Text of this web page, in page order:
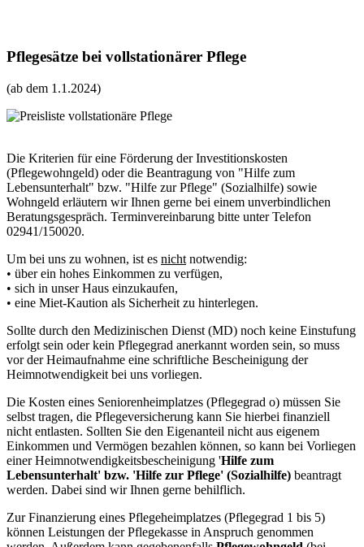
Pflegesätze bei vollstationärer Pflege
(ab dem 1.1.2024)
Die Kriterien für eine Förderung der Investitionskosten
(Pflegewohngeld) oder die Beantragung von "Hilfe zum
Lebensunterhalt" bzw. "Hilfe zur Pflege" (Sozialhilfe) sowie
Wohngeld erläutern wir Ihnen gerne bei einem unverbindlichen
Beratungsgespräch. Terminvereinbarung bitte unter Telefon
02941/150020.
Um bei uns zu wohnen, ist es nicht notwendig:
• über ein hohes Einkommen zu verfügen,
• sich in unser Haus einzukaufen,
• eine Miet-Kaution als Sicherheit zu hinterlegen.
Sollte durch den Medizinischen Dienst (MD) noch keine Einstufung
erfolgt sein oder kein Pflegegrad anerkannt worden sein, so muss
vor der Heimaufnahme eine schriftliche Bescheinigung der
Heimnotwendigkeit bei uns vorliegen.
Die Kosten eines Seniorenheimplatzes (Pflegegrad o) müssen Sie
selbst tragen, die Pflegeversicherung kann Sie hierbei finanziell
nicht entlasten. Sollten Sie den Eigenanteil nicht aus eigenem
Einkommen und Vermögen bezahlen können, so kann bei Vorliegen
einer Heimnotwendigkeitsbescheinigung 'Hilfe zum
Lebensunterhalt' bzw. 'Hilfe zur Pflege' (Sozialhilfe) beantragt
werden. Dabei sind wir Ihnen gerne behilflich.
Zur Finanzierung eines Pflegeheimplatzes (Pflegegrad 1 bis 5)
können Leistungen der Pflegekasse in Anspruch genommen